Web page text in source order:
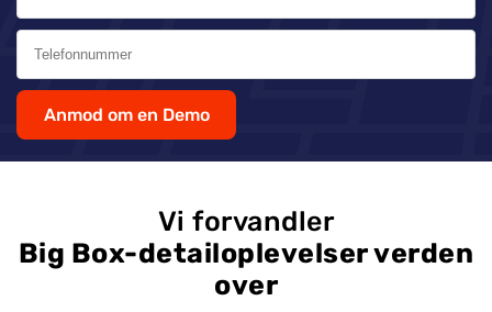
Anmod om en Demo
Vi forvandler
Big Box-detailoplevelser verden
over